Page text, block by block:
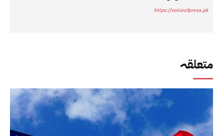
متعلقہ
https://voiceofpress.pk